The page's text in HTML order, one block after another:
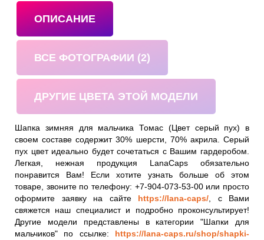
ОПИСАНИЕ
ВСЕ ФОТОГРАФИИ (2)
ДРУГИЕ ЦВЕТА ЭТОЙ МОДЕЛИ
Шапка зимняя для мальчика Томас (Цвет серый пух) в
своем составе содержит 30% шерсти, 70% акрила. Серый
пух цвет идеально будет сочетаться с Вашим гардеробом.
Легкая, нежная продукция LanaCaps обязательно
понравится Вам! Если хотите узнать больше об этом
товаре, звоните по телефону: +7-904-073-53-00 или просто
оформите заявку на сайте https://lana-caps/, с Вами
свяжется наш специалист и подробно проконсультирует!
Другие модели представлены в категории "Шапки для
мальчиков" по ссылке: https://lana-caps.ru/shop/shapki-